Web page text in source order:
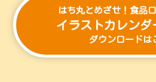
はち丸とめざせ！食品
イラストカレンダ
ダウンロードは